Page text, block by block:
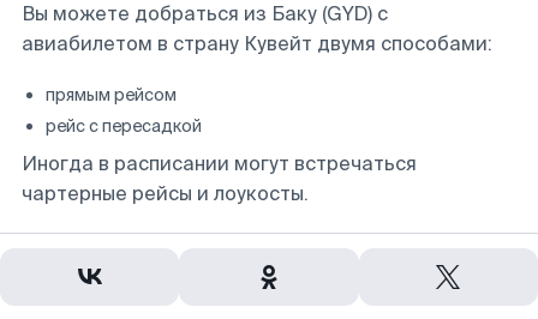
Вы можете добраться из Баку (GYD) с
авиабилетом в страну Кувейт двумя способами:
прямым рейсом
рейс с пересадкой
Иногда в расписании могут встречаться
чартерные рейсы и лоукосты.